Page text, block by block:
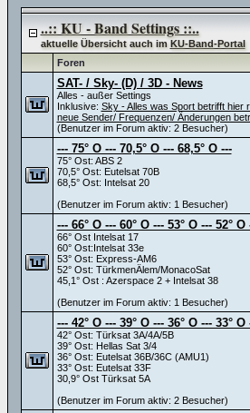
..:: KU - Band Settings ::..
aktuelle Übersicht auch im KU-Band-Portal
Foren
SAT- / Sky- (D) / 3D - News
Alles - außer Settings
Inklusive: Sky - Alles was Sport betrifft hier
neue Sender/ Frequenzen/ Änderungen
(Benutzer im Forum aktiv: 2 Besucher)
--- 75° O --- 70,5° O --- 68,5° O ---
75° Ost: ABS 2
70,5° Ost: Eutelsat 70B
68,5° Ost: Intelsat 20
(Benutzer im Forum aktiv: 1 Besucher)
--- 66° O --- 60° O --- 53° O --- 52° O
66° Ost Intelsat 17
60° Ost:Intelsat 33e
53° Ost: Express-AM6
52° Ost: TürkmenÄlem/MonacoSat
45,1° Ost : Azerspace 2 + Intelsat 38
(Benutzer im Forum aktiv: 1 Besucher)
--- 42° O --- 39° O --- 36° O --- 33° O
42° Ost: Türksat 3A/4A/5B
39° Ost: Hellas Sat 3/4
36° Ost: Eutelsat 36B/36C (AMU1)
33° Ost: Eutelsat 33F
30,9° Ost Türksat 5A
(Benutzer im Forum aktiv: 2 Besucher)